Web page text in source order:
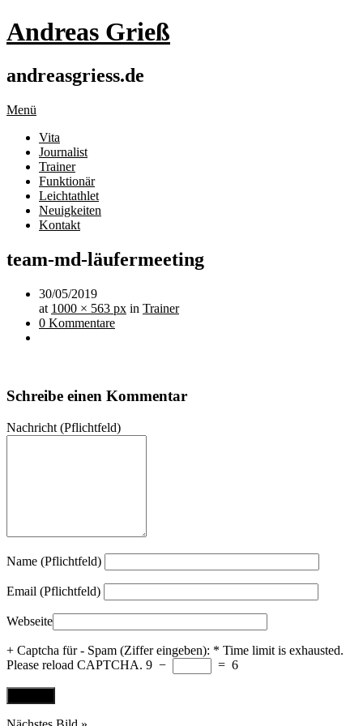
Andreas Grieß
andreasgriess.de
Menü
Vita
Journalist
Trainer
Funktionär
Leichtathlet
Neuigkeiten
Kontakt
team-md-läufermeeting
30/05/2019
at 1000 × 563 px in Trainer
0 Kommentare
Schreibe einen Kommentar
Nachricht (Pflichtfeld)
Name (Pflichtfeld)
Email (Pflichtfeld)
Webseite
+ Captcha für - Spam (Ziffer eingeben): * Time limit is exhausted.
Please reload CAPTCHA. 9 − = 6